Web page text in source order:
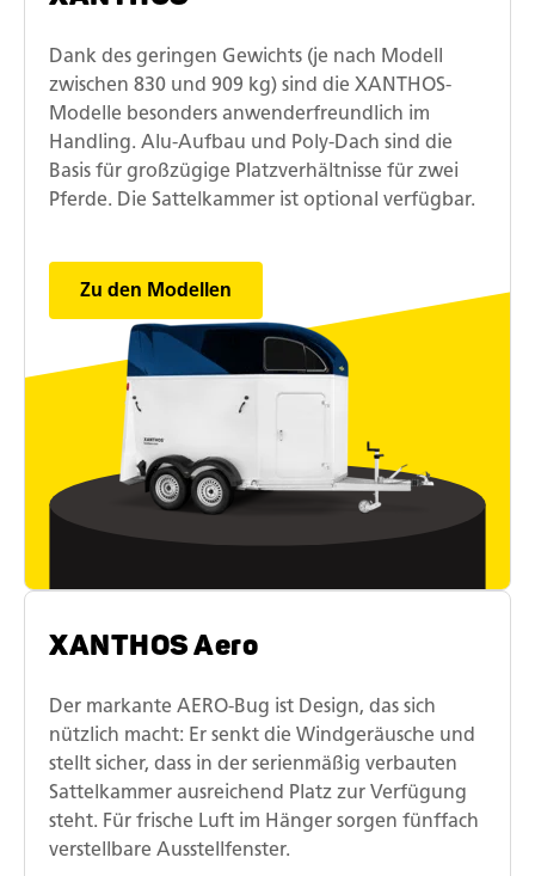
Dank des geringen Gewichts (je nach Modell
zwischen 830 und 909 kg) sind die XANTHOS-
Modelle besonders anwenderfreundlich im
Handling. Alu-Aufbau und Poly-Dach sind die
Basis für großzügige Platzverhältnisse für zwei
Pferde. Die Sattelkammer ist optional verfügbar.
Zu den Modellen
XANTHOS Aero
Der markante AERO-Bug ist Design, das sich
nützlich macht: Er senkt die Windgeräusche und
stellt sicher, dass in der serienmäßig verbauten
Sattelkammer ausreichend Platz zur Verfügung
steht. Für frische Luft im Hänger sorgen fünffach
verstellbare Ausstellfenster.